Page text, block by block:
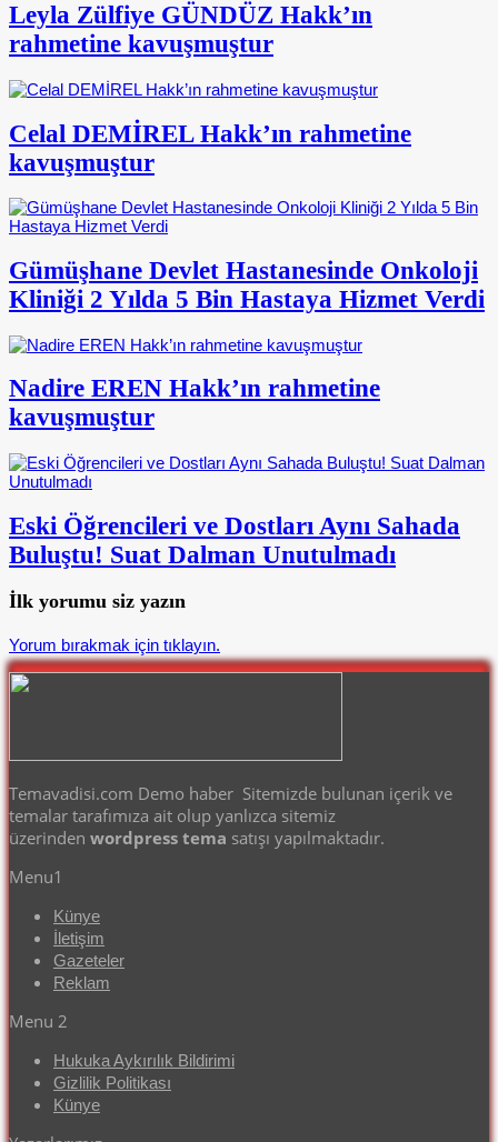
Leyla Zülfiye GÜNDÜZ Hakk’ın
rahmetine kavuşmuştur
Celal DEMİREL Hakk’ın rahmetine
kavuşmuştur
Gümüşhane Devlet Hastanesinde Onkoloji
Kliniği 2 Yılda 5 Bin Hastaya Hizmet Verdi
Nadire EREN Hakk’ın rahmetine
kavuşmuştur
Eski Öğrencileri ve Dostları Aynı Sahada
Buluştu! Suat Dalman Unutulmadı
İlk yorumu siz yazın
Yorum bırakmak için tıklayın.
Temavadisi.com Demo haber Sitemizde bulunan içerik ve
temalar tarafımıza ait olup yanlızca sitemiz
üzerinden wordpress tema satışı yapılmaktadır.
Menu1
Künye
İletişim
Gazeteler
Reklam
Menu 2
Hukuka Aykırılık Bildirimi
Gizlilik Politikası
Künye